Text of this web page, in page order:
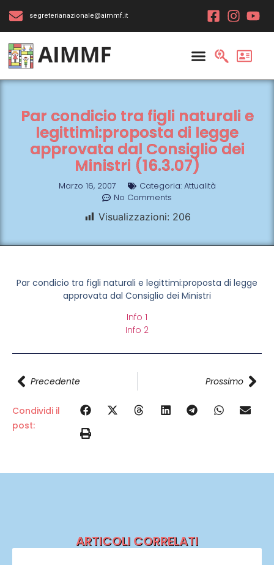
segreterianazionale@aimmf.it
Par condicio tra figli naturali e
legittimi:proposta di legge
approvata dal Consiglio dei
Ministri (16.3.07)
Marzo 16, 2007 Categoria: Attualità
No Comments
Visualizzazioni: 206
Par condicio tra figli naturali e legittimi:proposta di legge
approvata dal Consiglio dei Ministri
Info 1
Info 2
Precedente Prossimo
Condividi il
post:
ARTICOLI CORRELATI